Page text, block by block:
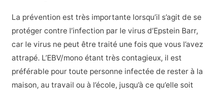
La prévention est très importante lorsqu’il s’agit de se
protéger contre l’infection par le virus d’Epstein Barr,
car le virus ne peut être traité une fois que vous l’avez
attrapé. L’EBV/mono étant très contagieux, il est
préférable pour toute personne infectée de rester à la
maison, au travail ou à l’école, jusqu’à ce qu’elle soit